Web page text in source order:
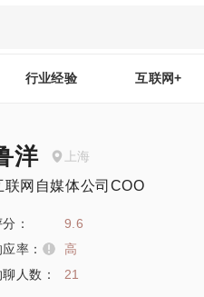
行业经验 互联网+
洋 上海
联网自媒体公司COO
：
9.6
率：
高
人数：
21